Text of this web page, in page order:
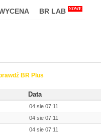
BR LAB NOWE
BR Plus
Data
04 sie 07:11
04 sie 07:11
04 sie 07:11